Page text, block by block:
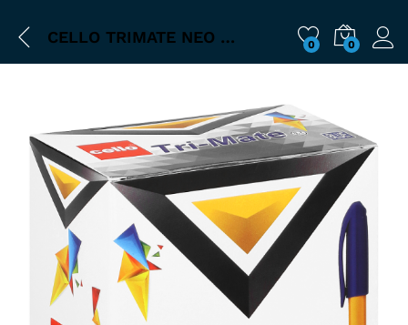
CELLO TRIMATE NEO BLEU 0.7 MM 0 0